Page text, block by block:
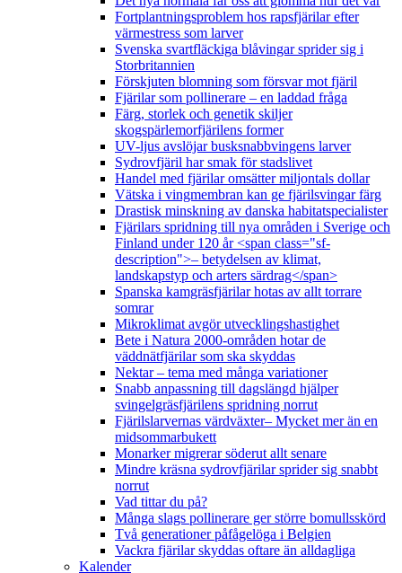
Fortplantningsproblem hos rapsfjärilar efter
värmestress som larver
Svenska svartfläckiga blåvingar sprider sig i
Storbritannien
Förskjuten blomning som försvar mot fjäril
Fjärilar som pollinerare – en laddad fråga
Färg, storlek och genetik skiljer
skogspärlemorfjärilens former
UV-ljus avslöjar busksnabbvingens larver
Sydrovfjäril har smak för stadslivet
Handel med fjärilar omsätter miljontals dollar
Vätska i vingmembran kan ge fjärilsvingar färg
Drastisk minskning av danska habitatspecialister
Fjärilars spridning till nya områden i Sverige och
Finland under 120 år <span class="sf-
description">– betydelsen av klimat,
landskapstyp och arters särdrag</span>
Spanska kamgräsfjärilar hotas av allt torrare
somrar
Mikroklimat avgör utvecklingshastighet
Bete i Natura 2000-områden hotar de
väddnätfjärilar som ska skyddas
Nektar – tema med många variationer
Snabb anpassning till dagslängd hjälper
svingelgräsfjärilens spridning norrut
Fjärilslarvernas värdväxter– Mycket mer än en
midsommarbukett
Monarker migrerar söderut allt senare
Mindre kräsna sydrovfjärilar sprider sig snabbt
norrut
Vad tittar du på?
Många slags pollinerare ger större bomullsskörd
Två generationer påfågelöga i Belgien
Vackra fjärilar skyddas oftare än alldagliga
Kalender